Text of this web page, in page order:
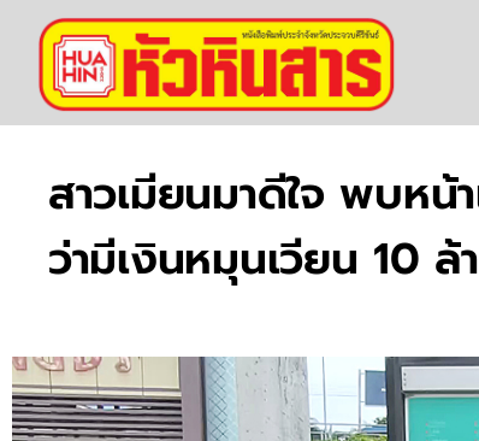
สาวเมียนมาดีใจ พบห
ว่ามีเงินหมุนเวียน 10 ล้